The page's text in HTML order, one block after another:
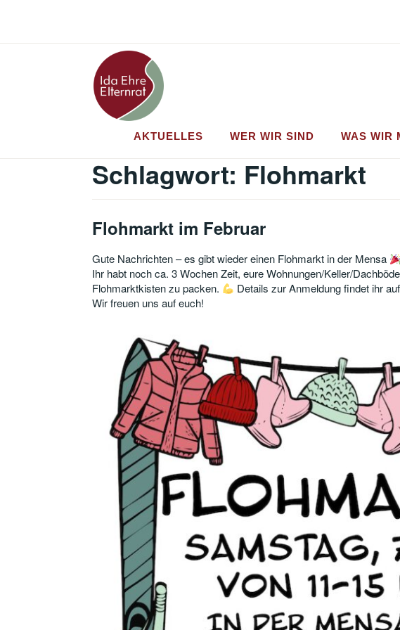
AKTUELLES WER WIR SIND WAS WIR
Schlagwort: Flohmarkt
Flohmarkt im Februar
Gute Nachrichten – es gibt wieder einen Flohmarkt in der Mensa
Ihr habt noch ca. 3 Wochen Zeit, eure Wohnungen/Keller/
Flohmarktkisten zu packen.
Details zur Anmeldung findet ihr
Wir freuen uns auf euch!